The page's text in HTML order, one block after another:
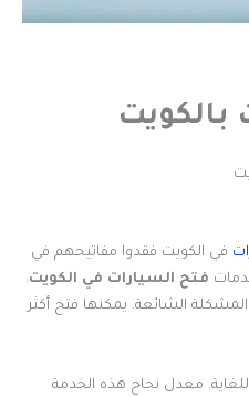
بالكويت
في الكويت فقدوا مفاتيحهم في
فتح السيارات في الكويت.
الشائعة. يمكنها فتح أكثر
معدل نجاح هذه الخدمة